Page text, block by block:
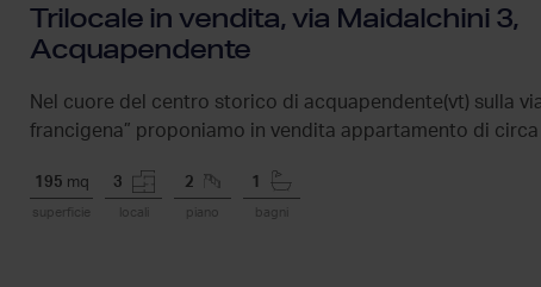
Trilocale in vendita, via Maidalchini 3,
Acquapendente
Nel cuore del centro storico di acquapendente(vt) sulla
francigena” proponiamo in vendita appartamento di
195 mq
superficie
3
locali
2
piano
1
bagni